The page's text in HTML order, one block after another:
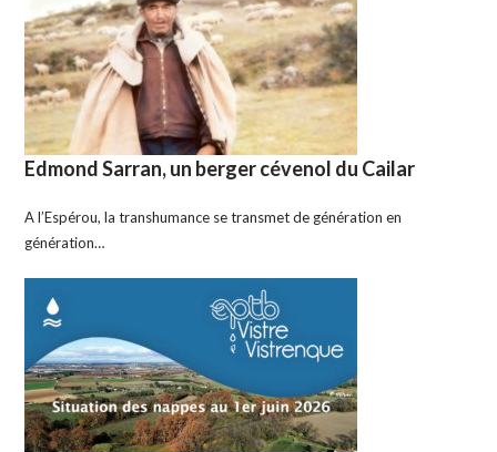
Edmond Sarran, un berger cévenol du Cailar
A l’Espérou, la transhumance se transmet de génération en
génération…